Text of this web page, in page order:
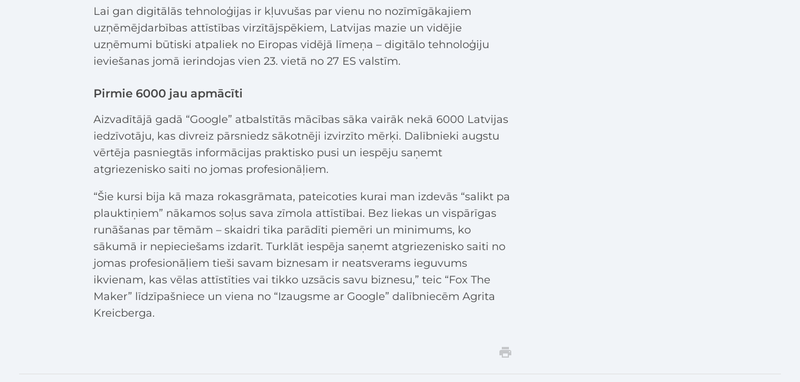
Lai gan digitālās tehnoloģijas ir kļuvušas par vienu no nozīmīgākajiem
uzņēmējdarbības attīstības virzītājspēkiem, Latvijas mazie un vidējie
uzņēmumi būtiski atpaliek no Eiropas vidējā līmeņa – digitālo tehnoloģiju
ieviešanas jomā ierindojas vien 23. vietā no 27 ES valstīm.
Pirmie 6000 jau apmācīti
Aizvadītājā gadā “Google” atbalstītās mācības sāka vairāk nekā 6000 Latvijas
iedzīvotāju, kas divreiz pārsniedz sākotnēji izvirzīto mērķi. Dalībnieki augstu
vērtēja pasniegtās informācijas praktisko pusi un iespēju saņemt
atgriezenisko saiti no jomas profesionāļiem.
“Šie kursi bija kā maza rokasgrāmata, pateicoties kurai man izdevās “salikt pa
plauktiņiem” nākamos soļus sava zīmola attīstībai. Bez liekas un vispārīgas
runāšanas par tēmām – skaidri tika parādīti piemēri un minimums, ko
sākumā ir nepieciešams izdarīt. Turklāt iespēja saņemt atgriezenisko saiti no
jomas profesionāļiem tieši savam biznesam ir neatsverams ieguvums
ikvienam, kas vēlas attīstīties vai tikko uzsācis savu biznesu,” teic “Fox The
Maker” līdzīpašniece un viena no “Izaugsme ar Google” dalībniecēm Agrita
Kreicberga.